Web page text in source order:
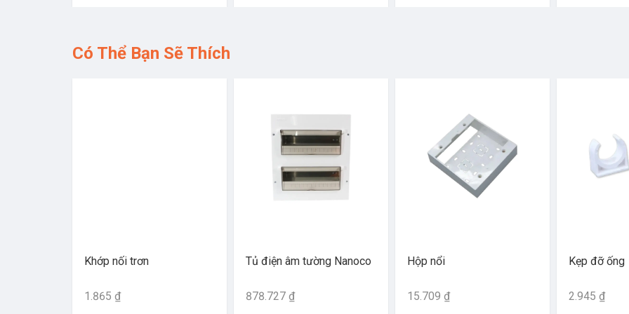
Có Thể Bạn Sẽ Thích
Khớp nối trơn
1.865 ₫
Tủ điện âm tường Nanoco
878.727 ₫
Hộp nổi
15.709 ₫
Kẹp đỡ ống
2.945 ₫